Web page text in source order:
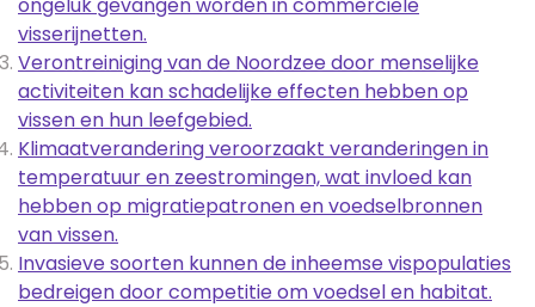
visserijnetten.
Verontreiniging van de Noordzee door menselijke
activiteiten kan schadelijke effecten hebben op
vissen en hun leefgebied.
Klimaatverandering veroorzaakt veranderingen in
temperatuur en zeestromingen, wat invloed kan
hebben op migratiepatronen en voedselbronnen
van vissen.
Invasieve soorten kunnen de inheemse vispopulaties
bedreigen door competitie om voedsel en habitat.